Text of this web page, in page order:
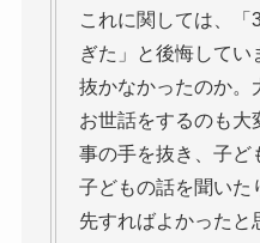
これに関しては、「
ぎた」と後悔してい
抜かなかったのか。
お世話をするのも大
事の手を抜き、子ど
子どもの話を聞いた
先すればよかったと